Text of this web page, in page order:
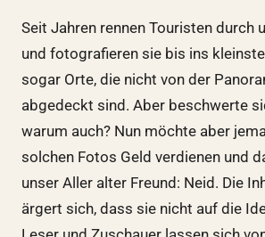
Seit Jahren rennen Touristen durch
und fotografieren sie bis ins
sogar Orte, die nicht von der
abgedeckt sind. Aber beschwerte
warum auch? Nun möchte aber
solchen Fotos Geld verdienen und
unser Aller alter Freund: Neid. Die
ärgert sich, dass sie nicht auf die